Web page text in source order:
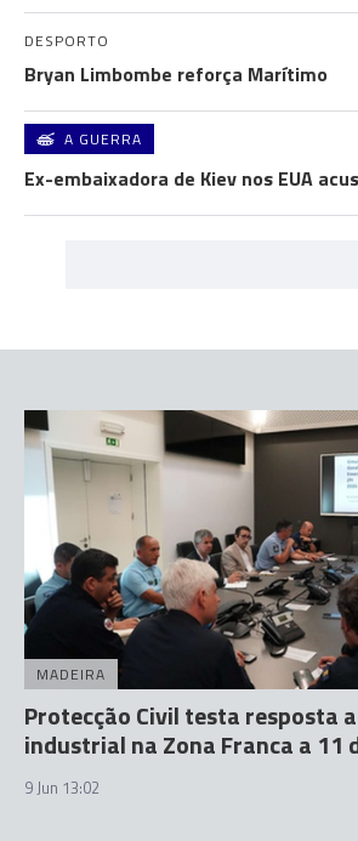
DESPORTO
Bryan Limbombe reforça Marítimo
A GUERRA
Ex-embaixadora de Kiev nos EUA
MADEIRA
Protecção Civil testa resposta
industrial na Zona Franca a 11
9 Jun 13:02